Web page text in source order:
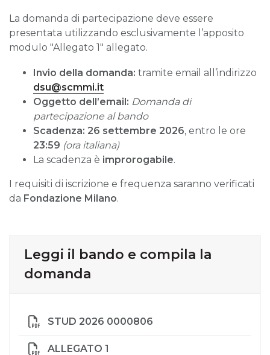
La domanda di partecipazione deve essere
presentata utilizzando esclusivamente l’apposito
modulo "Allegato 1" allegato.
Invio della domanda: tramite email all’indirizzo
dsu@scmmi.it
Oggetto dell’email: Domanda di
partecipazione al bando
Scadenza: 26 settembre 2026, entro le ore
23:59 (ora italiana)
La scadenza è improrogabile.
I requisiti di iscrizione e frequenza saranno verificati
da Fondazione Milano.
Leggi il bando e compila la
domanda
STUD 2026 0000806
ALLEGATO 1